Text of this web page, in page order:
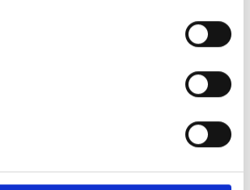
di 21 giorni per ogni